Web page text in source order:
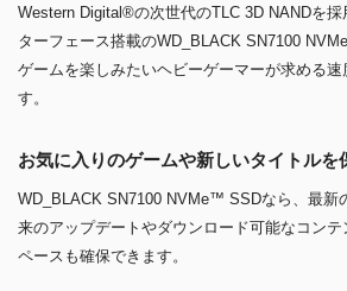
Western Digital®の次世代のTLC 3D NANDを
ターフェース搭載のWD_BLACK SN7100
ゲームを楽しみたいヘビーゲーマーが求める速
す。
お気に入りのゲームや新しいタイトルを
WD_BLACK SN7100 NVMe™ SSDなら、最新
来のアップデートやダウンロード可能なコン
ペースも確保できます。